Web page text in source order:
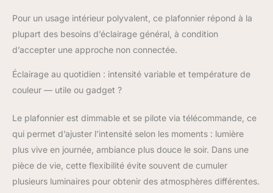
peuvent être
contrôlées
confortablement
l'aide de la
un rendement
lumineux total de 5 500
lumens (2x 2 200
lumens & 1x 1 100
température de couleur
Pour un usage intérieur polyvalent, ce plafonnier répond à la
plupart des besoins d’éclairage général, à condition
d’accepter une approche non connectée.
Éclairage au quotidien : intensité variable et température de
couleur — utile ou gadget ?
Le plafonnier est dimmable et se pilote via télécommande, ce
qui permet d’ajuster l’intensité selon les moments : lumière
plus vive en journée, ambiance plus douce le soir. Dans une
pièce de vie, cette flexibilité évite souvent de cumuler
plusieurs luminaires pour obtenir des atmosphères différentes.